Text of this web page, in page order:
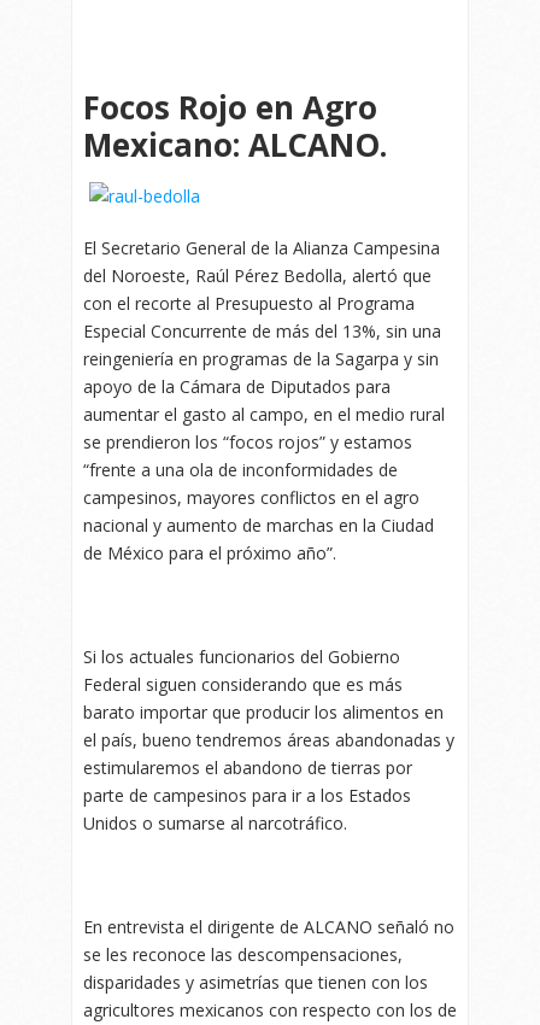
Focos Rojo en Agro
Mexicano: ALCANO.
El Secretario General de la Alianza Campesina
del Noroeste, Raúl Pérez Bedolla, alertó que
con el recorte al Presupuesto al Programa
Especial Concurrente de más del 13%, sin una
reingeniería en programas de la Sagarpa y sin
apoyo de la Cámara de Diputados para
aumentar el gasto al campo, en el medio rural
se prendieron los “focos rojos” y estamos
“frente a una ola de inconformidades de
campesinos, mayores conflictos en el agro
nacional y aumento de marchas en la Ciudad
de México para el próximo año”.
Si los actuales funcionarios del Gobierno
Federal siguen considerando que es más
barato importar que producir los alimentos en
el país, bueno tendremos áreas abandonadas y
estimularemos el abandono de tierras por
parte de campesinos para ir a los Estados
Unidos o sumarse al narcotráfico.
En entrevista el dirigente de ALCANO señaló no
se les reconoce las descompensaciones,
disparidades y asimetrías que tienen con los
agricultores mexicanos con respecto con los de